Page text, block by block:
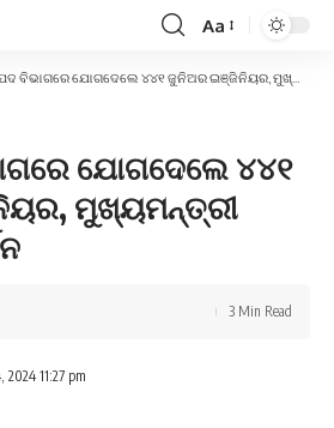
Font
Resizer
Aa
ବିଭାଗରେ ଯୋଗଦେଲେ ୪୪୧ ଜୁନିଅର ଇଞ୍ଜିନିୟର, ମୁଖ୍ୟମନ୍ତ୍ରୀ ଦେଲେ ଦିଗଦର୍ଶନ
ଯୋଗଦେଲେ ୪୪୧
ମୁଖ୍ୟମନ୍ତ୍ରୀ
2024 11:27 pm
3 Min Read